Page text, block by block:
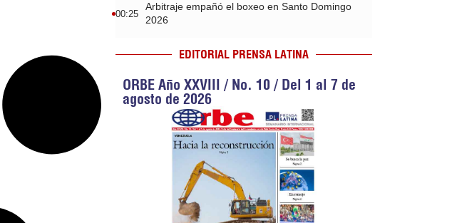
00:25
Arbitraje empañó el boxeo en Santo Domingo
2026
EDITORIAL PRENSA LATINA
ORBE Año XXVIII / No. 10 / Del 1 al 7 de
agosto de 2026